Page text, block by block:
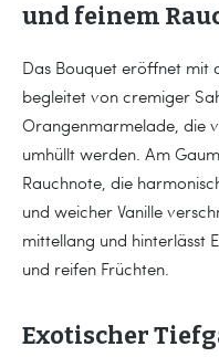
und feinem
Das Bouquet eröffnet mit
begleitet von cremiger
Orangenmarmelade, die
umhüllt werden. Am
Rauchnote, die
und weicher Vanille
mittellang und hinterlässt
und reifen Früchten.
Exotischer